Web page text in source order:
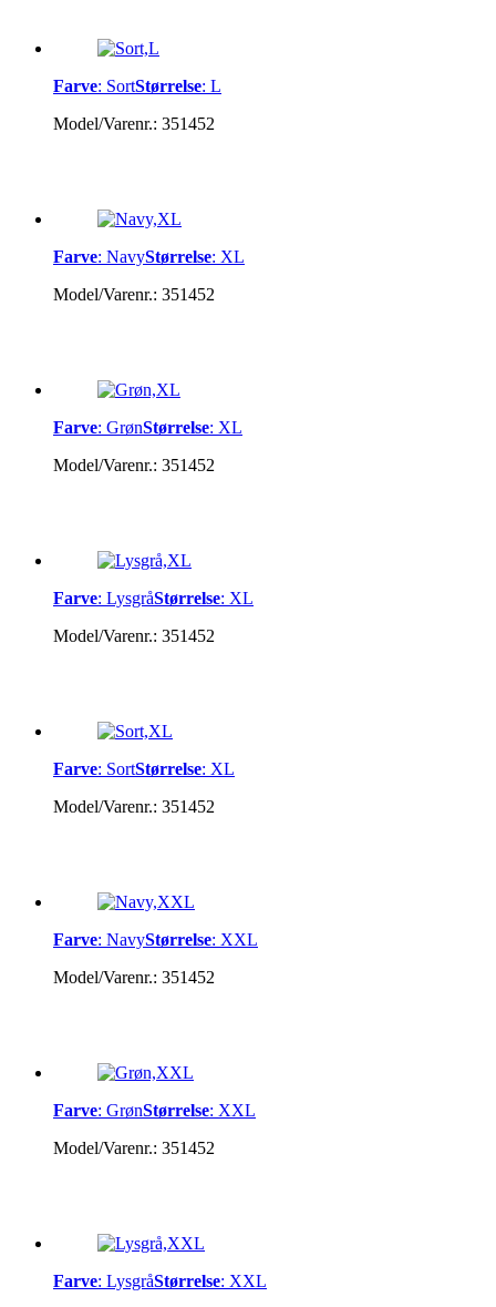
Farve: SortStørrelse: L
Model/Varenr.: 351452
Farve: NavyStørrelse: XL
Model/Varenr.: 351452
Farve: GrønStørrelse: XL
Model/Varenr.: 351452
Farve: LysgråStørrelse: XL
Model/Varenr.: 351452
Farve: SortStørrelse: XL
Model/Varenr.: 351452
Farve: NavyStørrelse: XXL
Model/Varenr.: 351452
Farve: GrønStørrelse: XXL
Model/Varenr.: 351452
Farve: LysgråStørrelse: XXL